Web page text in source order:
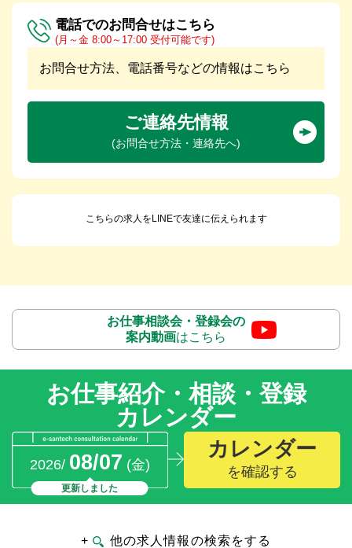
電話でのお問合せはこちら
(月～金 8:00～17:00 受付可能です)
お問合せ方法、電話番号などの情報はこちら
ご連絡先情報
(お問合せ方法・連絡先へ)
こちらの求人をLINEで友達に伝えられます
お仕事相談会・登録会の
案内動画はこちら
お仕事紹介・相談・登録
カレンダー
2026/ 08/07 (金)
更新しました
カレンダー
を確認する
+ 他の求人情報の検索をする